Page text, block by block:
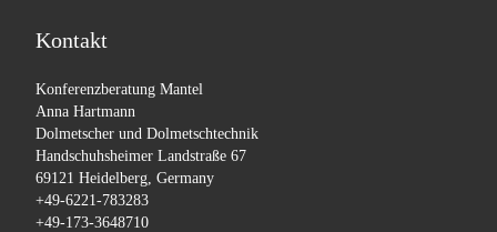
Kontakt
Konferenzberatung Mantel
Anna Hartmann
Dolmetscher und Dolmetschtechnik
Handschuhsheimer Landstraße 67
69121 Heidelberg, Germany
+49-6221-783283
+49-173-3648710